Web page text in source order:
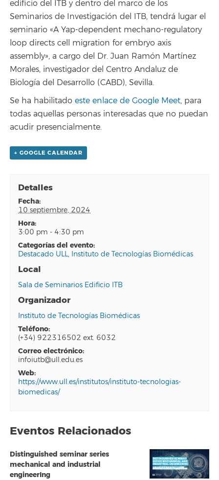
edificio del ITB y dentro del marco de los
Seminarios de Investigación del ITB, tendrá lugar el
seminario «A Yap-dependent mechano-regulatory
loop directs cell migration for embryo axis
assembly», a cargo del Dr. Juan Ramón Martínez
Morales, investigador del Centro Andaluz de
Biología del Desarrollo (CABD), Sevilla.
Se ha habilitado este enlace de Google Meet, para
todas aquellas personas interesadas que no puedan
acudir presencialmente.
+ GOOGLE CALENDAR
Detalles
fecha:
10 septiembre, 2024
hora:
3:00 pm - 4:30 pm
categorías del evento:
Destacado ULL, Instituto de Tecnologías Biomédicas
Local
Sala de Seminarios Edificio ITB
Organizador
Instituto de Tecnologías Biomédicas
teléfono:
(+34) 922316502 ext. 6032
correo electrónico:
infoiutb@ull.edu.es
web:
https://www.ull.es/institutos/instituto-tecnologias-
biomedicas/
Eventos Relacionados
Distinguished seminar series
mechanical and industrial
engineerIng